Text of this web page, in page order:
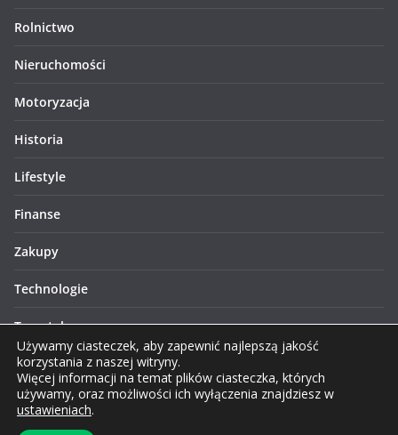
Rolnictwo
Nieruchomości
Motoryzacja
Historia
Lifestyle
Finanse
Zakupy
Technologie
Turystyka
Używamy ciasteczek, aby zapewnić najlepszą jakość
korzystania z naszej witryny.
Więcej informacji na temat plików ciasteczka, których
używamy, oraz możliwości ich wyłączenia znajdziesz w
ustawieniach.